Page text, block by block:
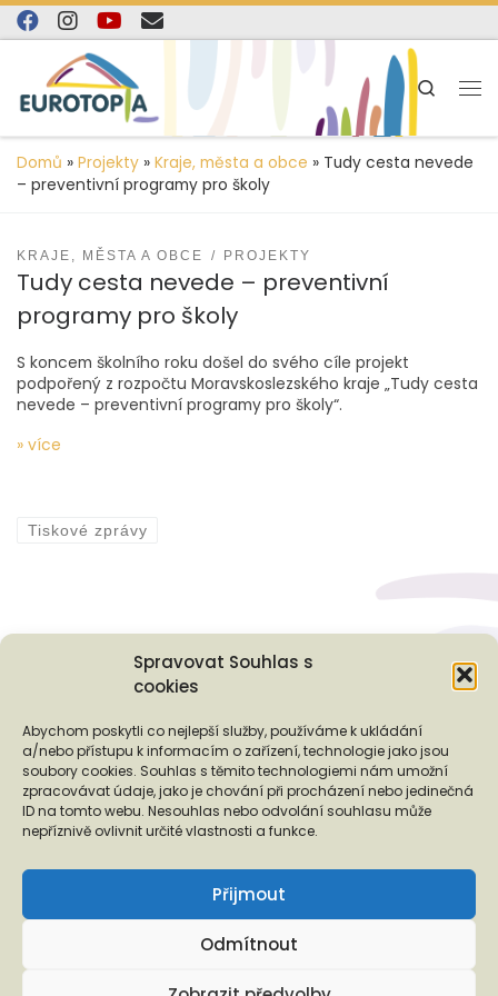
Spravovat Souhlas s
cookies
Abychom poskytli co nejlepší služby, používáme k ukládání
a/nebo přístupu k informacím o zařízení, technologie jako jsou
soubory cookies. Souhlas s těmito technologiemi nám umožní
zpracovávat údaje, jako je chování při procházení nebo jedinečná
ID na tomto webu. Nesouhlas nebo odvolání souhlasu může
nepříznivě ovlivnit určité vlastnosti a funkce.
Přijmout
Odmítnout
content
Skip to content
Search
Domů » Projekty » Kraje, města a obce » Tudy cesta nevede
– preventivní programy pro školy
KRAJE, MĚSTA A OBCE PROJEKTY
Tudy cesta nevede – preventivní
programy pro školy
S koncem školního roku došel do svého cíle projekt
podpořený z rozpočtu Moravskoslezského kraje „Tudy cesta
nevede – preventivní programy pro školy“.
» více
Tiskové zprávy
Podporují nás...
❬ ❭